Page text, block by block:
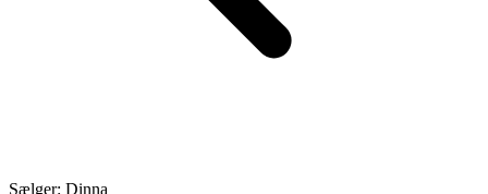
Sælger: Dinna